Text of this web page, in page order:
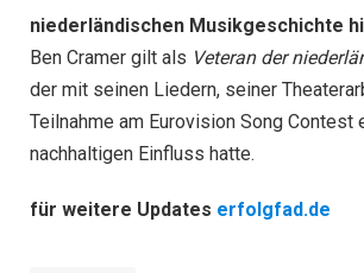
niederländischen Musikgeschichte
Ben Cramer gilt als Veteran der
der mit seinen Liedern, seiner
Teilnahme am Eurovision Song Contest
nachhaltigen Einfluss hatte.
für weitere Updates erfolgfad.de